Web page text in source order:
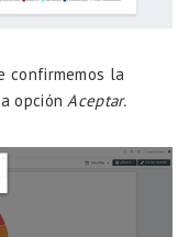
confirmemos la
opciónAceptar.